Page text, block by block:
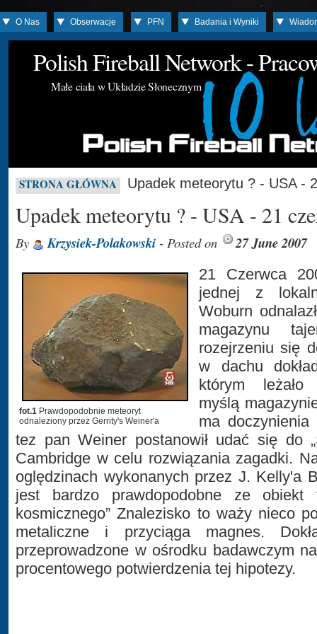
O Nas Obserwacje PFN Badania i Wyniki
Polish Fireball Network -
Małe ciała w Układzie Słonecznym
STRONA GŁÓWNA Upadek meteorytu ? - USA -
Upadek meteorytu ? - USA - 21
By Krzysiek-Polakowski - Posted on 27 June 2007
fot.1 Prawdopodobnie meteoryt
odnaleziony przez Gerrity's Weiner'a
21 Czerwca
jednej z
Woburn
magazynu
rozejrzeniu się
w dachu
którym leżało
myślą
ma
tez pan Weiner postanowił udać się do
Cambridge w celu rozwiązania zagadki.
oględzinach wykonanych przez J. Kelly'a
jest bardzo prawdopodobne ze obiekt
kosmicznego” Znalezisko to waży nieco
metaliczne i przyciąga magnes.
przeprowadzone w ośrodku badawczym
procentowego potwierdzenia tej hipotezy.